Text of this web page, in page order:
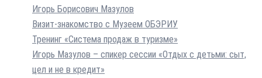
Игорь Борисович Мазулов
Визит-знакомство с Музеем ОБЭРИУ
Тренинг «Система продаж в туризме»
Игорь Мазулов – спикер сессии «Отдых с детьми: сыт,
цел и не в кредит»